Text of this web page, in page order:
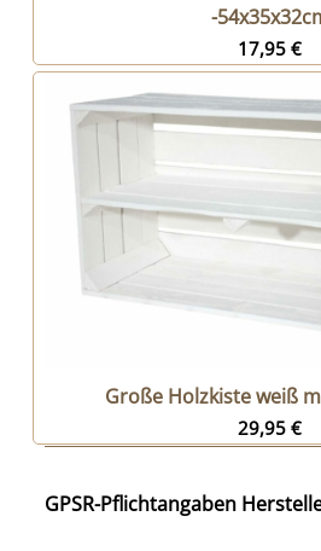
-
17,95€
Große Holzkiste weiß
29,95€
GPSR-Pflichtangaben